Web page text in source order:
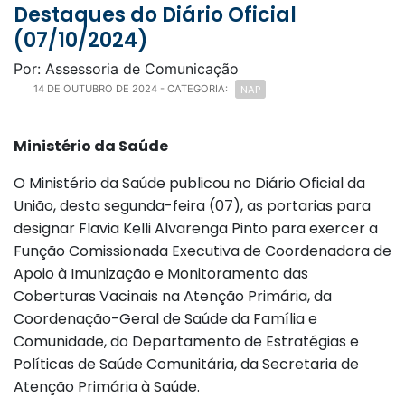
Destaques do Diário Oficial
(07/10/2024)
Por: Assessoria de Comunicação
14 DE OUTUBRO DE 2024 - CATEGORIA: NAP
Ministério da Saúde
O Ministério da Saúde publicou no Diário Oficial da
União, desta segunda-feira (07), as portarias para
designar Flavia Kelli Alvarenga Pinto para exercer a
Função Comissionada Executiva de Coordenadora de
Apoio à Imunização e Monitoramento das
Coberturas Vacinais na Atenção Primária, da
Coordenação-Geral de Saúde da Família e
Comunidade, do Departamento de Estratégias e
Políticas de Saúde Comunitária, da Secretaria de
Atenção Primária à Saúde.